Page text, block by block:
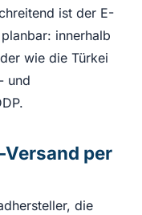
ist der E-
innerhalb
wie die Türkei
und
Versand per
die